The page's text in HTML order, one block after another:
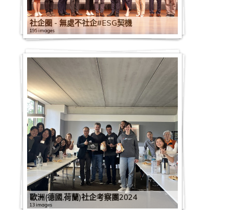
社企圈 - 無處不社企#ESG契機
195 images
歐洲(德國,荷蘭)社企考察團2024
13 images
社
企
認
證
夏
の
派
對
7
6
i
m
港
社
企
員
工
嘉
計
劃
2
0
2
3
5
2
i
2
4
社
企
與
特
首
政
策
組
交
流
2
i
政
搶
商
機
社
企
政
策
座
談
會
1
2
i
首
爾
社
考
察
團
2
0
2
3
9
企
圈
–
社
企
一
帶
三
路
：
創
新
、
創
科
、
創
投
2
0
2
3
0
3
0
A
l
i
b
a
b
a
交
流
會
港
社
會
企
業
總
會
第
1
3
屆
會
員
大
社
總
香
港
社
企
員
工
嘉
許
計
劃
2
0
2
2
社
企
－
香
港
社
企
秋
季
交
會
2
五
新
佈
2
0
2
1
1
2
2
滾
動
的
書
社
企
探
2
0
2
0
4
【
同
行
抗
疫
：
資
派
發
】
星
展
企
業
及
機
構
1
1
2
2
0
香
港
社
企
員
工
嘉
許
計
2
0
2
1
1
1
2
6
睿
程
社
企
探
2
0
2
0
4
0
聯
疫
下
送
暖
:
為
社
企
送
上
抗
物
2
2
5
營
0
1
9
0
4
1
6
社
企
星
期
二
:
《
社
企
是
2
0
0
0
3
0
6
渡
疫
有
道
:
0
0
2
「
同
行
抗
疫
」
社
企
業
2
0
2
0
0
1
2
2
2
0
0
0
1
1
0
香
港
開
電 洲
2
0
1
0
1
9
1
1
2
6
社
企
星
2
0
2
0
1
9
0
7
2
0
2
0
2
1
9
0
7
1
7
社
企
營
7
6
企
2
2
0
1
9
0
2
0
1
2
0
1
2
0